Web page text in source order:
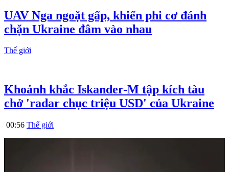
UAV Nga ngoặt gấp, khiến phi cơ đánh
chặn Ukraine đâm vào nhau
Thế giới
Khoảnh khắc Iskander-M tập kích tàu
chở 'radar chục triệu USD' của Ukraine
00:56 Thế giới